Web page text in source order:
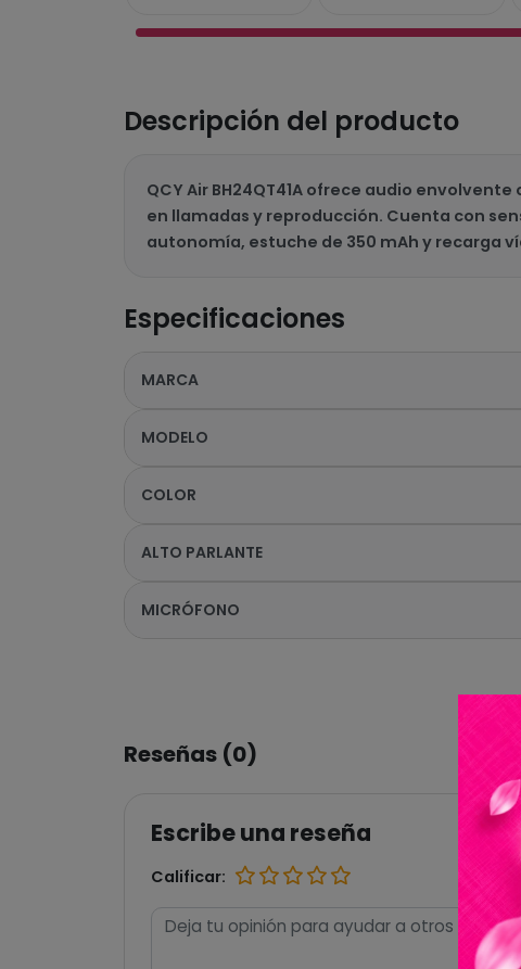
Descripción del producto
QCY Air BH24QT41A ofrece audio
en llamadas y reproducción. Cuenta con
autonomía, estuche de 350 mAh y recarga
Especificaciones
MARCA
MODELO
COLOR
ALTO PARLANTE
MICRÓFONO
Reseñas (0)
Escribe una reseña
Calificar: